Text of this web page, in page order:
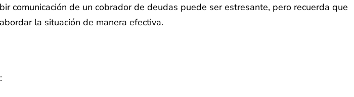
comunicación de un cobrador de deudas puede ser estresante, pero recuerda que
la situación de manera efectiva.